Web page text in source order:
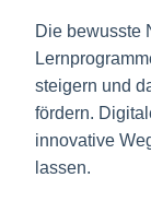
Die bewusste
steigern und
fördern.
innovative
lassen.